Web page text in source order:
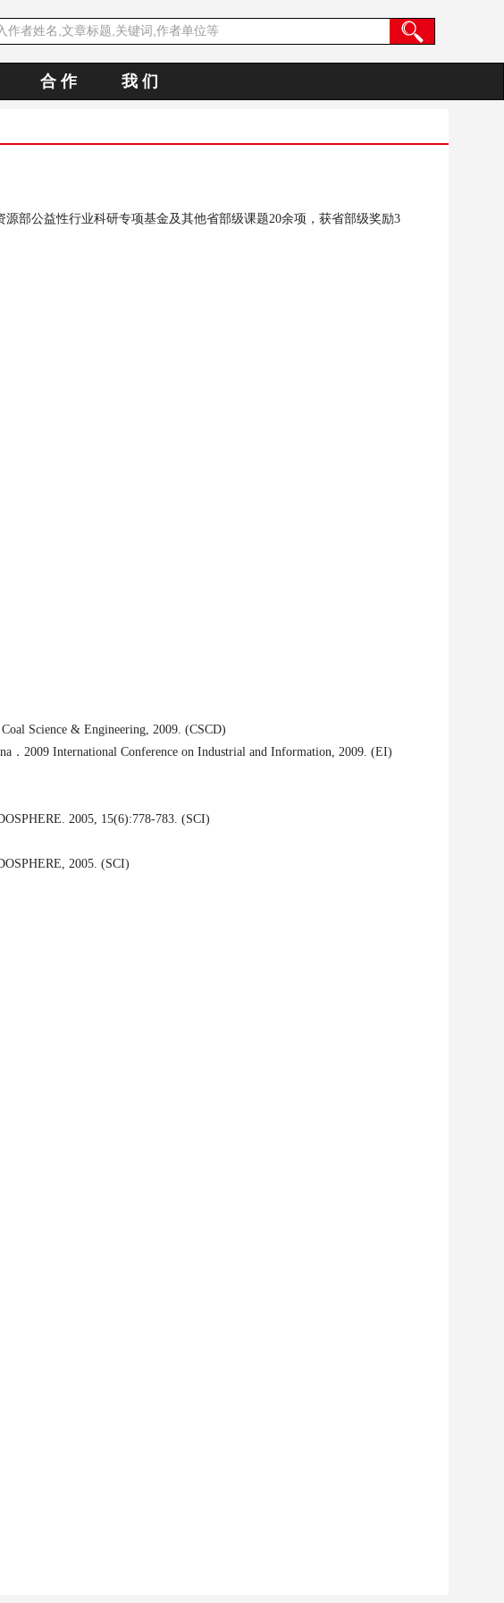
合 作 我 们
部公益性行业科研专项基金及其他省部级课题20余项，获省部级奖励3
Science & Engineering, 2009. (CSCD)
． 2009 International Conference on Industrial and Information, 2009. (EI)
2005, 15(6):778-783. (SCI)
2005. (SCI)